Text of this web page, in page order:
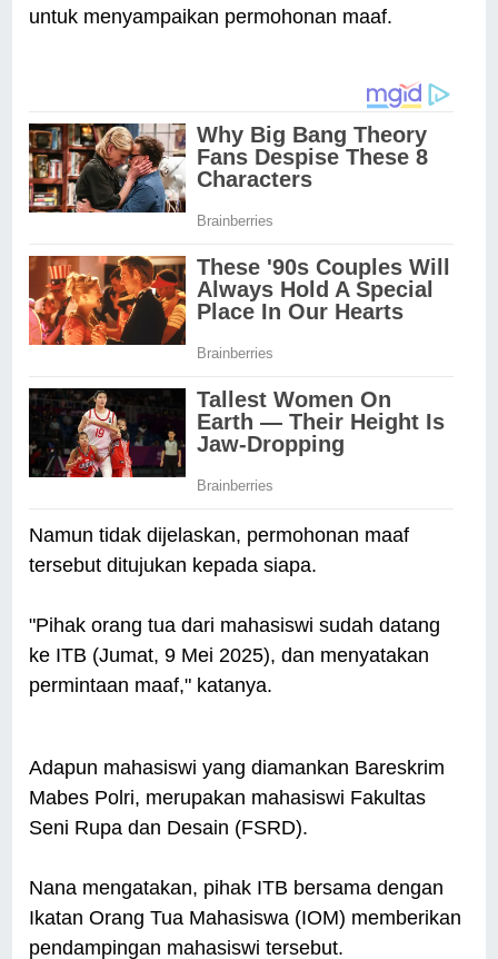
untuk menyampaikan permohonan maaf.
Namun tidak dijelaskan, permohonan maaf
tersebut ditujukan kepada siapa.
"Pihak orang tua dari mahasiswi sudah datang
ke ITB (Jumat, 9 Mei 2025), dan menyatakan
permintaan maaf," katanya.
Adapun mahasiswi yang diamankan Bareskrim
Mabes Polri, merupakan mahasiswi Fakultas
Seni Rupa dan Desain (FSRD).
Nana mengatakan, pihak ITB bersama dengan
Ikatan Orang Tua Mahasiswa (IOM) memberikan
pendampingan mahasiswi tersebut.